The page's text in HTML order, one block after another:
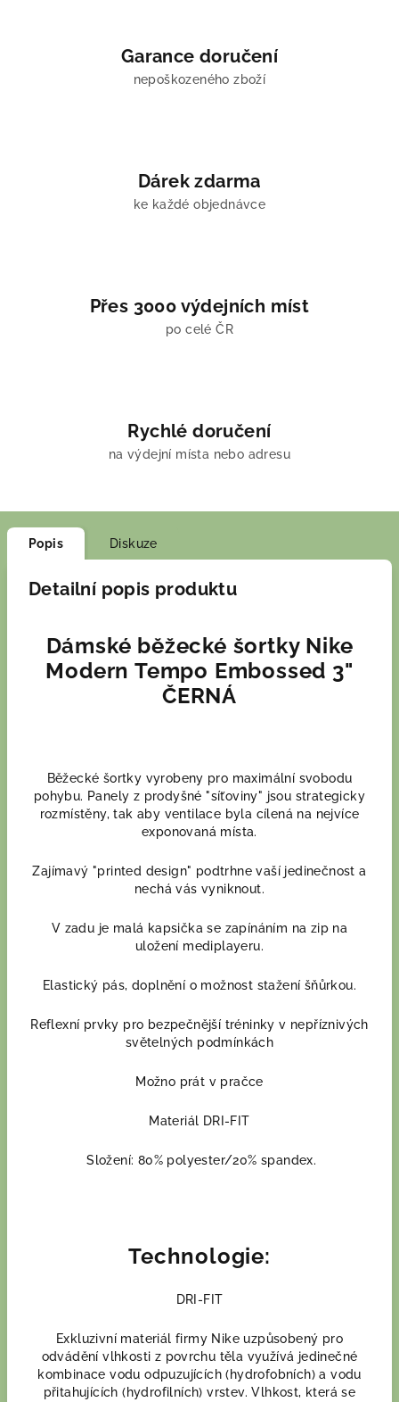
Garance doručení
nepoškozeného zboží
Dárek zdarma
ke každé objednávce
Přes 3000 výdejních míst
po celé ČR
Rychlé doručení
na výdejní místa nebo adresu
Popis Diskuze
Detailní popis produktu
Dámské běžecké šortky Nike
Modern Tempo Embossed 3"
ČERNÁ
Běžecké šortky vyrobeny pro maximální svobodu
pohybu. Panely z prodyšné "síťoviny" jsou strategicky
rozmístěny, tak aby ventilace byla cílená na nejvíce
exponovaná místa.
Zajímavý "printed design" podtrhne vaší jedinečnost a
nechá vás vyniknout.
V zadu je malá kapsička se zapínáním na zip na
uložení mediplayeru.
Elastický pás, doplnění o možnost stažení šňůrkou.
Reflexní prvky pro bezpečnější tréninky v nepříznivých
světelných podmínkách
Možno prát v pračce
Materiál DRI-FIT
Složení: 80% polyester/20% spandex.
Technologie:
DRI-FIT
Exkluzivní materiál firmy Nike uzpůsobený pro
odvádění vlhkosti z povrchu těla využívá jedinečné
kombinace vodu odpuzujících (hydrofobních) a vodu
přitahujících (hydrofilních) vrstev. Vlhkost, která se